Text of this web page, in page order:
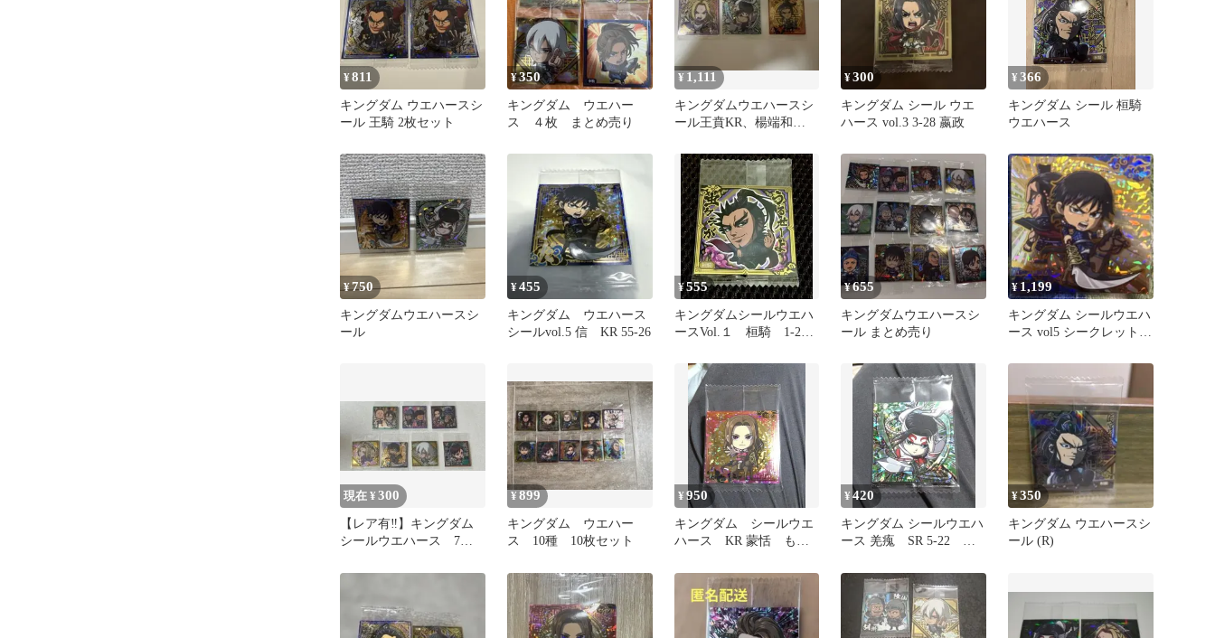
¥811
キングダム ウエハースシ
ール 王騎 2枚セット
¥350
キングダム ウエハー
ス ４枚 まとめ売り
¥ 1,111
キングダムウエハースシ
ール王賁KR、楊端和
¥300
キングダム シール ウエ
ハース vol.3 3-28 嬴政
¥366
キングダム シール 桓騎
ウエハース
¥750
キングダムウエハースシ
ール
¥455
キングダム ウエハース
シールvol.5 信 KR 55-26
¥555
キングダムシールウエハ
ースVol.１ 桓騎 1-22
¥655
キングダムウエハースシ
ール まとめ売り
¥ 1,199
キングダム シールウエハ
ース vol5 シークレット信
現在 ¥300
【レア有‼️】キングダム
シールウエハース 7枚
¥899
キングダム ウエハー
ス 10種 10枚セット
¥950
キングダム シールウエ
ハース KR 蒙恬 もう
¥420
キングダム シールウエハ
ース 羌瘣 SR 5-22 き
¥350
キングダム ウエハースシ
ール (R)